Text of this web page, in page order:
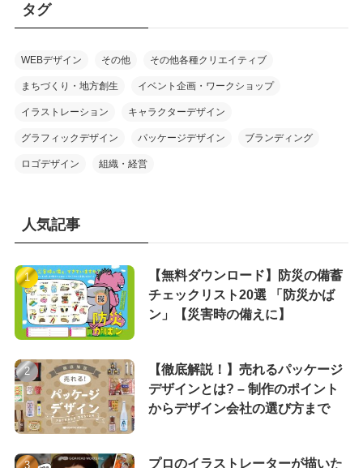
タグ
WEBデザイン その他 その他各種クリエイティブ
まちづくり・地方創生 イベント企画・ワークショップ
イラストレーション キャラクターデザイン
グラフィックデザイン パッケージデザイン ブランディング
ロゴデザイン 組織・経営
人気記事
【無料ダウンロード】防災の備蓄
チェックリスト20選 「防災かば
ン」【災害時の備えに】
【徹底解説！】売れるパッケージ
デザインとは? – 制作のポイント
からデザイン会社の選び方まで
プロのイラストレーターが描いた